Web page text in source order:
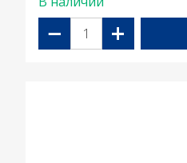
− +